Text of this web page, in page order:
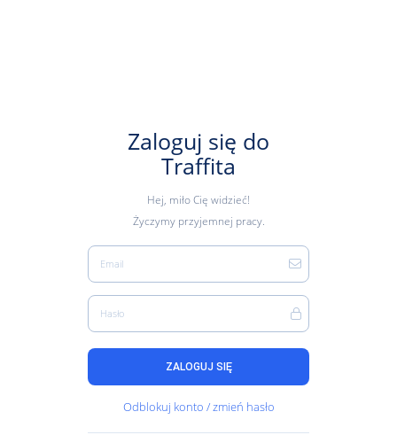
Zaloguj się do
Traffita
Hej, miło Cię widzieć!
Życzymy przyjemnej pracy.
Email
Hasło
ZALOGUJ SIĘ
Odblokuj konto / zmień hasło